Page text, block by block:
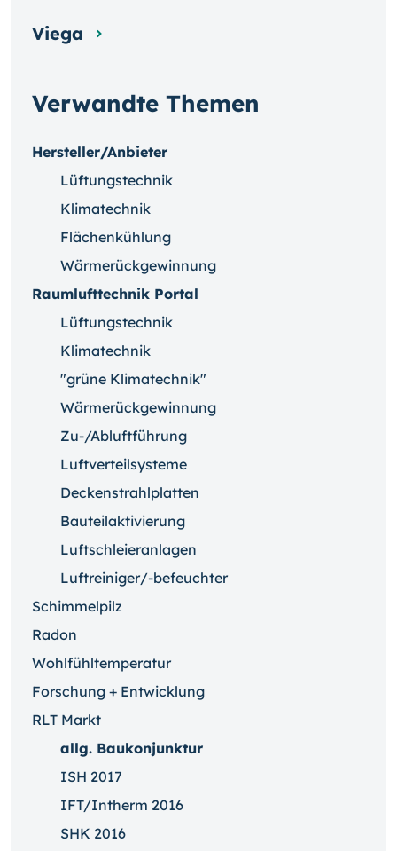
Verwandte Themen
Hersteller/Anbieter
Lüftungstechnik
Klimatechnik
Flächenkühlung
Wärmerückgewinnung
Raumlufttechnik Portal
Lüftungstechnik
Klimatechnik
"grüne Klimatechnik"
Wärmerückgewinnung
Zu-/Abluftführung
Luftverteilsysteme
Deckenstrahlplatten
Bauteilaktivierung
Luftschleieranlagen
Luftreiniger/-befeuchter
Schimmelpilz
Radon
Wohlfühltemperatur
Forschung + Entwicklung
RLT Markt
allg. Baukonjunktur
ISH 2017
IFT/Intherm 2016
SHK 2016
Viega